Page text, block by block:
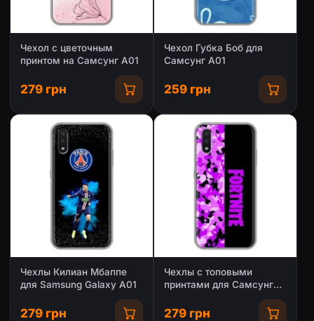
Чехол с цветочным
принтом на Самсунг А01
279 грн
Чехол Губка Боб для
Самсунг А01
259 грн
Чехлы Килиан Мбаппе
для Samsung Galaxy A01
279 грн
Чехлы с топовыми
принтами для Самсунг
279 грн